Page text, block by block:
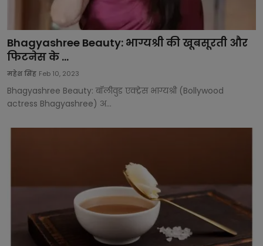
Bhagyashree Beauty: भाग्यश्री की खूबसूरती और
फिटनेस के ...
महेश सिंह Feb 10, 2023
Bhagyashree Beauty: बॉलीवुड एक्ट्रेस भाग्यश्री (Bollywood
actress Bhagyashree) अ...